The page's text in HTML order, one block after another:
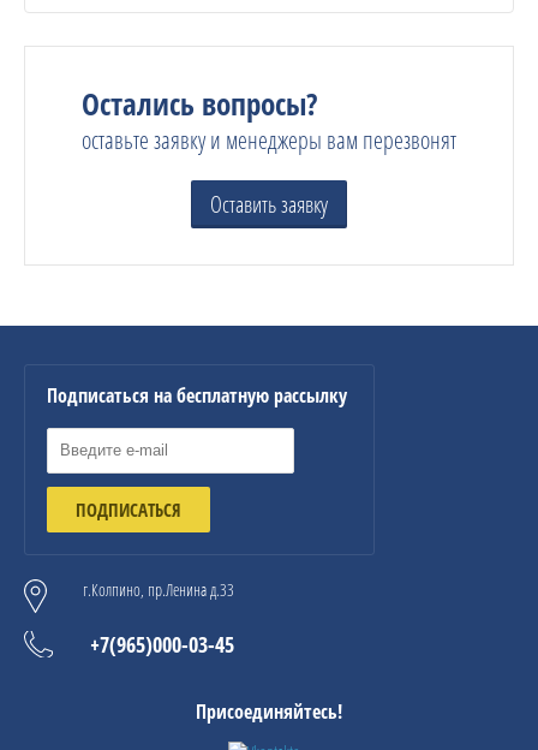
Остались вопросы?
оставьте заявку и менеджеры вам перезвонят
Оставить заявку
Подписаться на бесплатную рассылку
ПОДПИСАТЬСЯ
г.Колпино, пр.Ленина д.33
+7(965)000-03-45
Присоединяйтесь!